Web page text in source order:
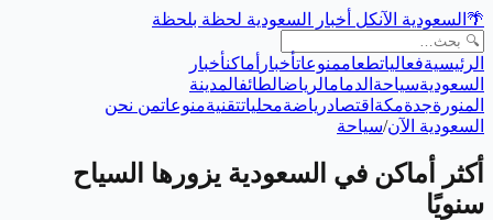
🌴 السعودية الآنكل أخبار السعودية لحظة بلحظة
الرئيسيةفعالياتطعاممنوعاتأخبار أماكنأخبار
السعوديةسياحة الدمامالرياضالطائفالمدينة
المنورةجدةمكة اقتصادرياضةمحلياتتقنيةمنوعاتمن نحن
السعودية الآن/سياحة
أكثر أماكن في السعودية يزورها السياح
سنويًا